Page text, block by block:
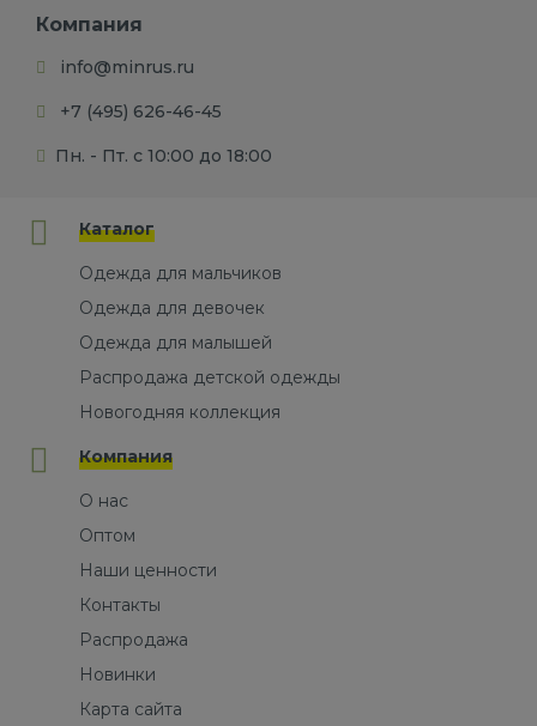
Компания
info@minrus.ru
+7 (495) 626-46-45
Пн. - Пт. с 10:00 до 18:00
Каталог
Одежда для мальчиков
Одежда для девочек
Одежда для малышей
Распродажа детской одежды
Новогодняя коллекция
Компания
О нас
Оптом
Наши ценности
Контакты
Распродажа
Новинки
Карта сайта